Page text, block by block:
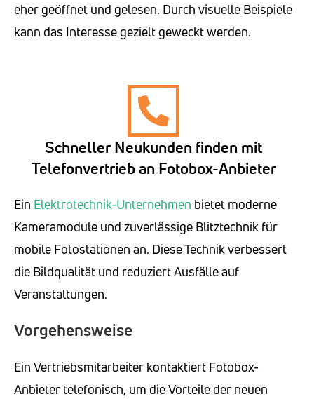
eher geöffnet und gelesen. Durch visuelle Beispiele
kann das Interesse gezielt geweckt werden.
Schneller Neukunden finden mit
Telefonvertrieb an Fotobox-Anbieter
Ein Elektrotechnik-Unternehmen bietet moderne
Kameramodule und zuverlässige Blitztechnik für
mobile Fotostationen an. Diese Technik verbessert
die Bildqualität und reduziert Ausfälle auf
Veranstaltungen.
Vorgehensweise
Ein Vertriebsmitarbeiter kontaktiert Fotobox-
Anbieter telefonisch, um die Vorteile der neuen